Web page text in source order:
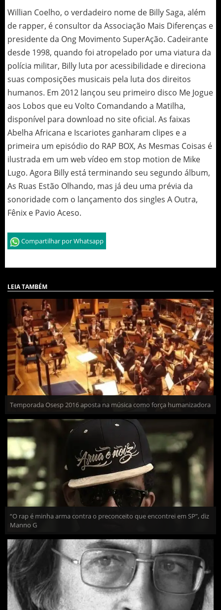
Willian Coelho, o verdadeiro nome de Billy Saga, além
de rapper, é consultor da Associação Mais Diferenças e
presidente da Ong Movimento SuperAção. Cadeirante
desde 1998, quando foi atropelado por uma viatura da
polícia militar, Billy luta por acessibilidade e direciona
suas composições musicais pela luta dos direitos
humanos. Em 2012 lançou seu primeiro disco Me Jogue
aos Lobos que eu Volto Comandando a Matilha,
disponível para download no site oficial. As faixas
Abelha Africana e Iscariotes ganharam clipes e a
primeira um episódio do RAP BOX, As Mesmas Coisas é
ilustrada em um web vídeo em stop motion de Mike
Lugo. Agora Billy está terminando seu segundo álbum,
As Ruas Estão Olhando, mas já deu uma prévia da
sonoridade com o lançamento dos singles A Outra,
Fênix e Pavio Aceso.
Compartilhar por Whatsapp
LEIA TAMBÉM
Temporada Osesp 2016 aposta na música como força humanizadora
“O rap é minha arma contra o preconceito que encontrei em SP”, diz
Manno G